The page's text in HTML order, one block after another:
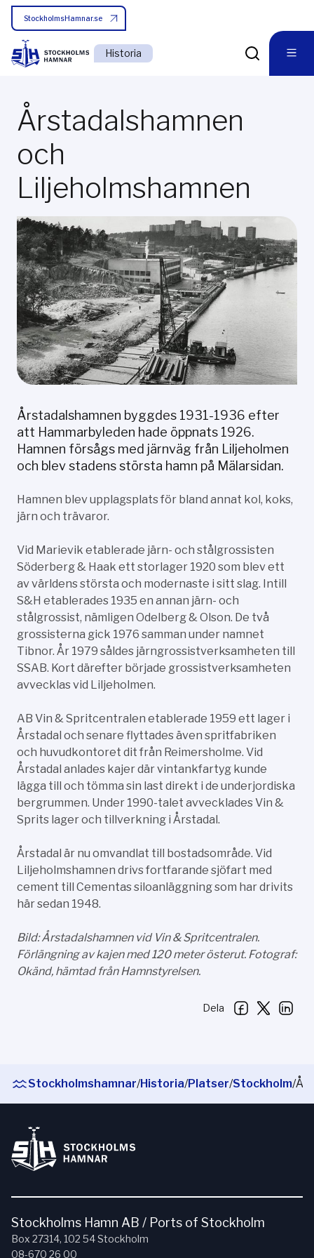
StockholmsHamnar.se
Historia
Årstadalshamnen
och
Liljeholmshamnen
Årstadalshamnen byggdes 1931-1936 efter
att Hammarbyleden hade öppnats 1926.
Hamnen försågs med järnväg från Liljeholmen
och blev stadens största hamn på Mälarsidan.
Hamnen blev upplagsplats för bland annat kol, koks,
järn och trävaror.
Vid Marievik etablerade järn- och stålgrossisten
Söderberg & Haak ett storlager 1920 som blev ett
av världens största och modernaste i sitt slag. Intill
S&H etablerades 1935 en annan järn- och
stålgrossist, nämligen Odelberg & Olson. De två
grossisterna gick 1976 samman under namnet
Tibnor. År 1979 såldes järngrossistverksamheten till
SSAB. Kort därefter började grossistverksamheten
avvecklas vid Liljeholmen.
AB Vin & Spritcentralen etablerade 1959 ett lager i
Årstadal och senare flyttades även spritfabriken
och huvudkontoret dit från Reimersholme. Vid
Årstadal anlades kajer där vintankfartyg kunde
lägga till och tömma sin last direkt i de underjordiska
bergrummen. Under 1990-talet avvecklades Vin &
Sprits lager och tillverkning i Årstadal.
Årstadal är nu omvandlat till bostadsområde. Vid
Liljeholmshamnen drivs fortfarande sjöfart med
cement till Cementas siloanläggning som har drivits
här sedan 1948.
Bild: Årstadalshamnen vid Vin & Spritcentralen.
Förlängning av kajen med 120 meter österut. Fotograf:
Okänd, hämtad från Hamnstyrelsen.
Dela
Stockholmshamnar/Historia/Platser/Stockholm/
Stockholms Hamn AB / Ports of Stockholm
Box 27314, 102 54 Stockholm
08-670 26 00